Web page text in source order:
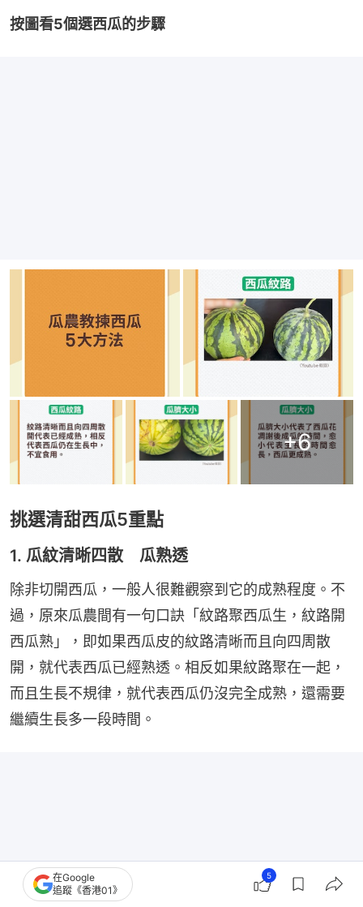
按圖看5個選西瓜的步驟
+6
挑選清甜西瓜5重點
1. 瓜紋清晰四散 瓜熟透
除非切開西瓜，一般人很難觀察到它的成熟程度。不
過，原來瓜農間有一句口訣「紋路聚西瓜生，紋路開
西瓜熟」，即如果西瓜皮的紋路清晰而且向四周散
開，就代表西瓜已經熟透。相反如果紋路聚在一起，
而且生長不規律，就代表西瓜仍沒完全成熟，還需要
繼續生長多一段時間。
在Google
追蹤《香港01》
5